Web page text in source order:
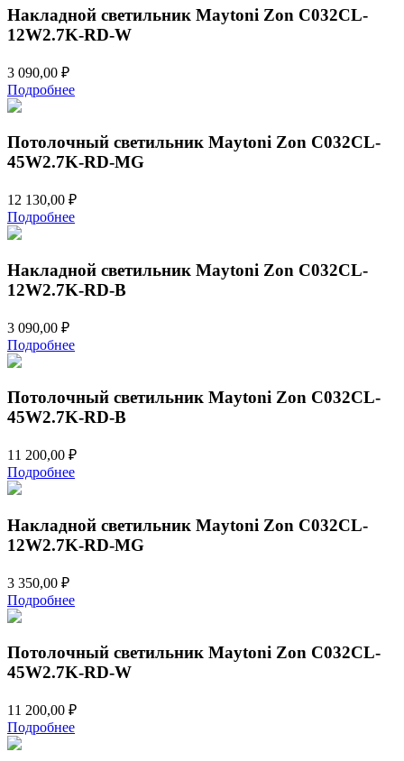
Накладной светильник Maytoni Zon C032CL-
12W2.7K-RD-W
3 090,00 ₽
Подробнее
Потолочный светильник Maytoni Zon C032CL-
45W2.7K-RD-MG
12 130,00 ₽
Подробнее
Накладной светильник Maytoni Zon C032CL-
12W2.7K-RD-B
3 090,00 ₽
Подробнее
Потолочный светильник Maytoni Zon C032CL-
45W2.7K-RD-B
11 200,00 ₽
Подробнее
Накладной светильник Maytoni Zon C032CL-
12W2.7K-RD-MG
3 350,00 ₽
Подробнее
Потолочный светильник Maytoni Zon C032CL-
45W2.7K-RD-W
11 200,00 ₽
Подробнее